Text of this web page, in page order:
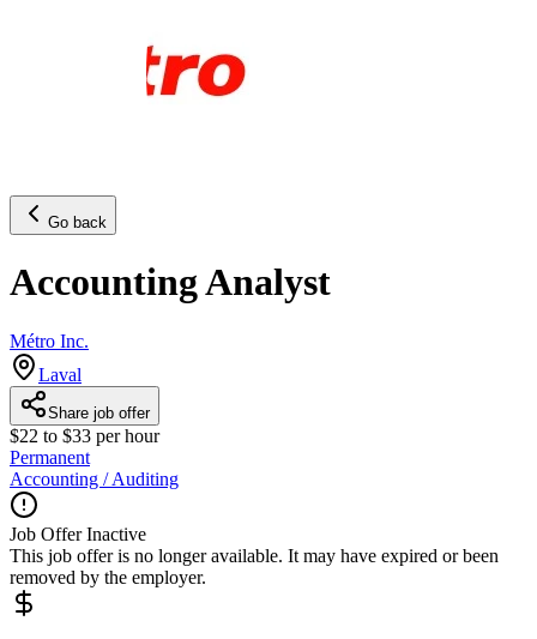
Go back
Accounting Analyst
Métro Inc.
Laval
Share job offer
$22 to $33 per hour
Permanent
Accounting / Auditing
Job Offer Inactive
This job offer is no longer available. It may have expired or been
removed by the employer.